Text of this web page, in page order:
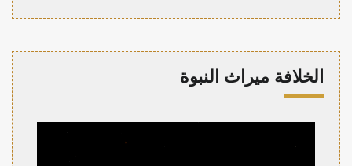
الخلافة ميراث النبوة